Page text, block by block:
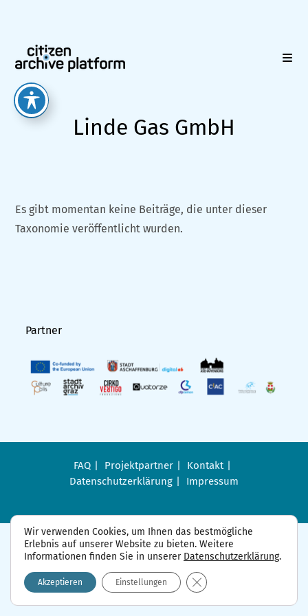
springen
Linde Gas GmbH
Es gibt momentan keine Beiträge, die unter dieser
Taxonomie veröffentlicht wurden.
Partner
FAQ Projektpartner
Kontakt
Datenschutzerklärung
Impressum
Wir verwenden Cookies, um Ihnen das bestmögliche
Erlebnis auf unserer Website zu bieten. Weitere
Informationen finden Sie in unserer Datenschutzerklärung.
Akzeptieren Einstellungen GDPR Cookie-Banner